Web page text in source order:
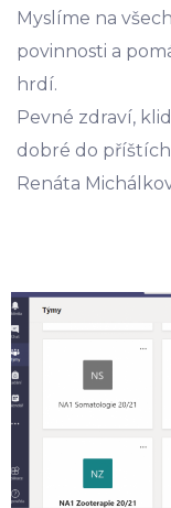
Myslíme na
povinnosti a
hrdí.
Pevné zdraví,
dobré do
Renáta